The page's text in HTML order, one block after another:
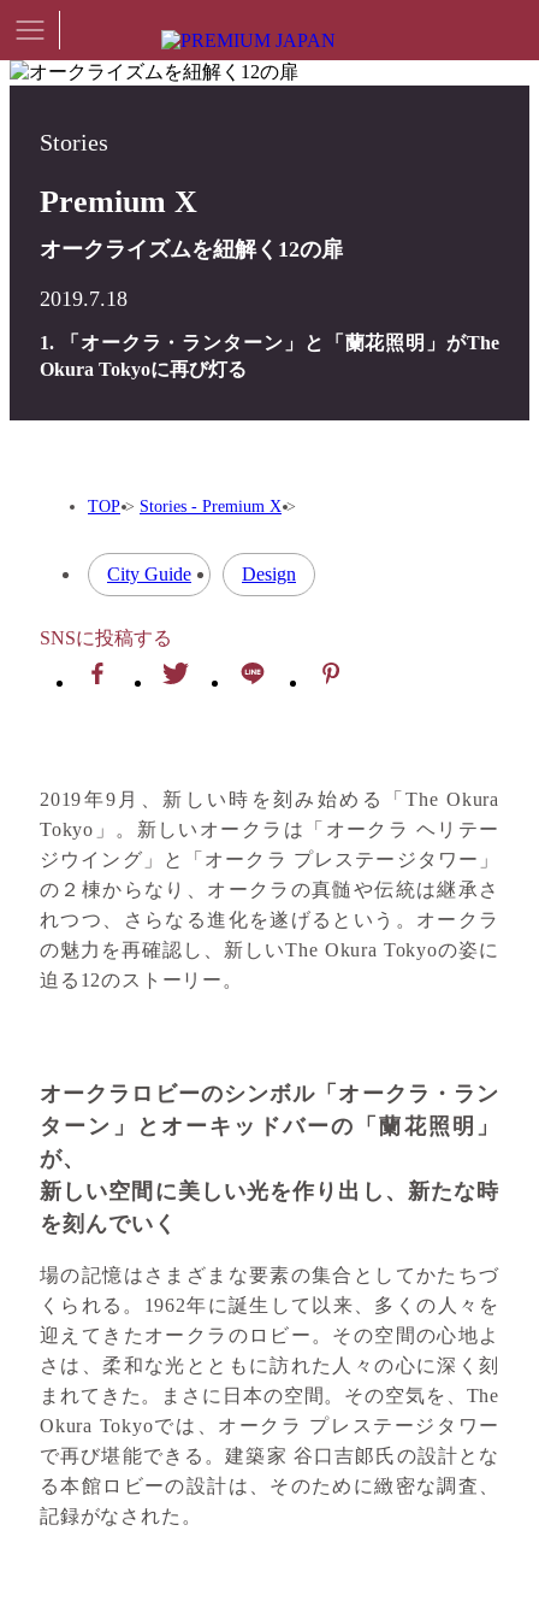
Stories
Premium X
オークライズムを紐解く12の扉
2019.7.18
1. 「オークラ・ランターン」と「蘭花照明」がThe
Okura Tokyoに再び灯る
TOP Stories - Premium X
City Guide Design
SNSに投稿する
2019年9月、新しい時を刻み始める「The Okura
Tokyo」。新しいオークラは「オークラ ヘリテー
ジウイング」と「オークラ プレステージタワー」
の２棟からなり、オークラの真髄や伝統は継承さ
れつつ、さらなる進化を遂げるという。オークラ
の魅力を再確認し、新しいThe Okura Tokyoの姿に
迫る12のストーリー。
オークラロビーのシンボル「オークラ・ラン
ターン」とオーキッドバーの「蘭花照明」
が、
新しい空間に美しい光を作り出し、新たな時
を刻んでいく
場の記憶はさまざまな要素の集合としてかたちづ
くられる。1962年に誕生して以来、多くの人々を
迎えてきたオークラのロビー。その空間の心地よ
さは、柔和な光とともに訪れた人々の心に深く刻
まれてきた。まさに日本の空間。その空気を、The
Okura Tokyoでは、オークラ プレステージタワー
で再び堪能できる。建築家 谷口吉郞氏の設計とな
る本館ロビーの設計は、そのために緻密な調査、
記録がなされた。